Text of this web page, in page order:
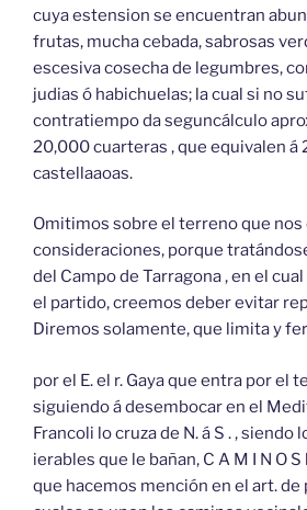
cuya estension se encuentran
frutas, mucha cebada, sabrosas
escesiva cosecha de legumbres,
judias ó habichuelas; la cual si no
contratiempo da seguncálculo
20,000 cuarteras , que equivalen á
castellaaoas.
Omitimos sobre el terreno que nos
consideraciones, porque
del Campo de Tarragona , en el
el partido, creemos deber evitar
Diremos solamente, que limita y
por el E. el r. Gaya que entra por el
siguiendo á desembocar en el
Francoli lo cruza de N. á S . , siendo
ierables que le bañan, C A M I N O
que hacemos mención en el art. de